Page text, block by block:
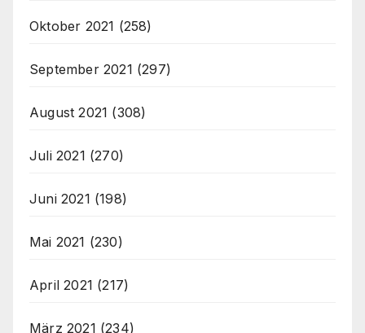
Oktober 2021 (258)
September 2021 (297)
August 2021 (308)
Juli 2021 (270)
Juni 2021 (198)
Mai 2021 (230)
April 2021 (217)
März 2021 (234)